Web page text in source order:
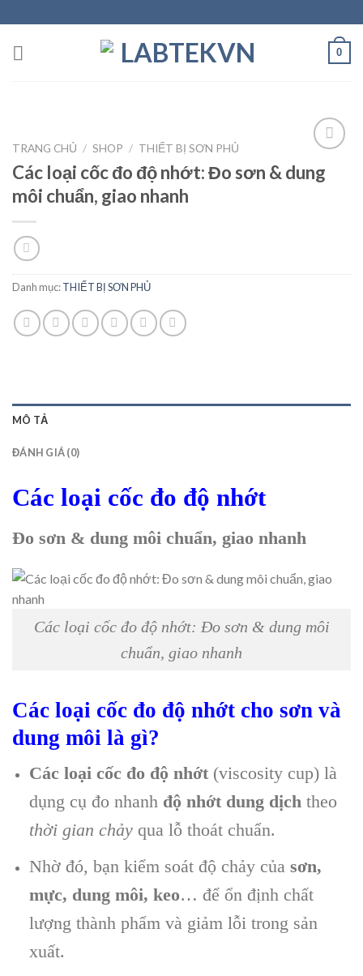
to
content
0
TRANG CHỦ / SHOP / THIẾT BỊ SƠN PHỦ
Các loại cốc đo độ nhớt: Đo sơn & dung
môi chuẩn, giao nhanh
Danh mục:THIẾT BỊ SƠN PHỦ
MÔ TẢ
ĐÁNH GIÁ (0)
Các loại cốc đo độ nhớt
Đo sơn & dung môi chuẩn, giao nhanh
Các loại cốc đo độ nhớt: Đo sơn & dung môi
chuẩn, giao nhanh
Các loại cốc đo độ nhớt cho sơn và
dung môi là gì?
Các loại cốc đo độ nhớt(viscosity cup) là
dụng cụ đo nhanh độ nhớt dung dịchtheo
thời gian chảyqua lỗ thoát chuẩn.
Nhờ đó, bạn kiểm soát độ chảy của sơn,
mực, dung môi, keo… để ổn định chất
lượng thành phẩm và giảm lỗi trong sản
xuất.